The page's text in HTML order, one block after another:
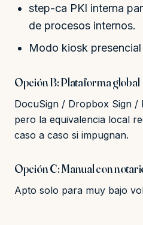
step-ca PKI interna
de procesos internos.
Modo kiosk
Opción B: Plataforma global
DocuSign / Dropbox Sign /
pero la equivalencia local
caso a caso si impugnan.
Opción C: Manual con
Apto solo para muy bajo